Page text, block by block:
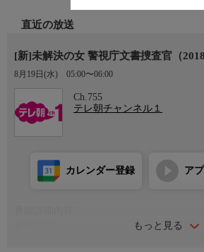
直近の放送
[新]未解決の女 警視庁文書捜査官（
8月19日(水) 05:00〜06:00
Ch.755
テレ朝チャンネル１
もっと見る
カレンダー登録 ア